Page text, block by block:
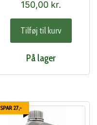
150,00 kr.
Tilføj til kurv
På lager
SPAR 27,-